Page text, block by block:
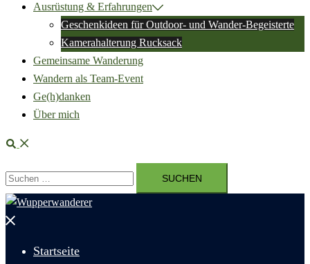
Ausrüstung & Erfahrungen
Geschenkideen für Outdoor- und Wander-Begeisterte
Kamerahalterung Rucksack
Gemeinsame Wanderung
Wandern als Team-Event
Ge(h)danken
Über mich
Suche
Suchen
nach:
Menü
Startseite